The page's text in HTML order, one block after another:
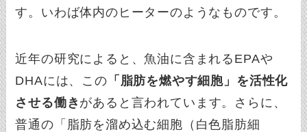
す。いわば体内のヒーターのようなものです。
近年の研究によると、魚油に含まれるEPAや
DHAには、この 「脂肪を燃やす細胞」を活性化
させる働き があると言われています。さらに、
普通の「脂肪を溜め込む細胞（白色脂肪細